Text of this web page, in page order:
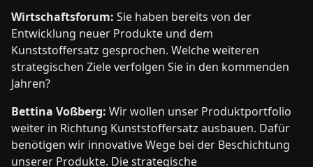
Wirtschaftsforum: Sie haben bereits von der
Entwicklung neuer Produkte und dem
Kunststoffersatz gesprochen. Welche weiteren
strategischen Ziele verfolgen Sie in den kommenden
Jahren?
Bettina Voßberg: Wir wollen unser Produktportfolio
weiter in Richtung Kunststoffersatz ausbauen. Dafür
benötigen wir innovative Wege bei der Beschichtung
unserer Produkte. Die strategische